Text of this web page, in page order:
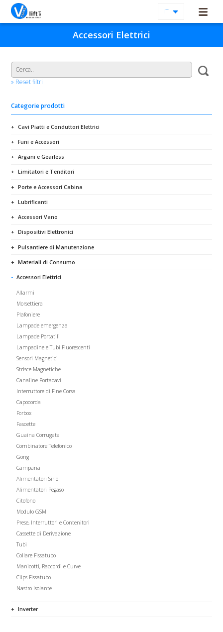
IT
Accessori Elettrici
» Reset filtri
Categorie prodotti
Cavi Piatti e Conduttori Elettrici
Funi e Accessori
Argani e Gearless
Limitatori e Tenditori
Porte e Accessori Cabina
Lubrificanti
Accessori Vano
Dispositivi Elettronici
Pulsantiere di Manutenzione
Materiali di Consumo
Accessori Elettrici
Allarmi
Morsettiera
Plafoniere
Lampade emergenza
Lampade Portatili
Lampadine e Tubi Fluorescenti
Sensori Magnetici
Strisce Magnetiche
Canaline Portacavi
Interruttore di Fine Corsa
Capocorda
Forbox
Fascette
Guaina Corrugata
Combinatore Telefonico
Gong
Campana
Alimentatori Sirio
Alimentatori Pegaso
Citofono
Modulo GSM
Prese, Interruttori e Contenitori
Cassette di Derivazione
Tubi
Collare Fissatubo
Manicotti, Raccordi e Curve
Clips Fissatubo
Nastro Isolante
Inverter